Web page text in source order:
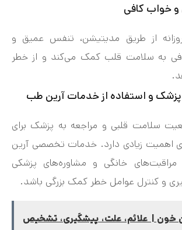
خواب کافی
از طریق مدیتیشن، تنفس عمیق و
به سلامت قلب کمک می‌کند و از خطر
پزشک و استفاده از خدمات آرین طب
سلامت قلبی و مراجعه به پزشک برای
اهمیت زیادی دارد. خدمات تخصصی آرین
مراقبت‌های خانگی و مشاوره‌های پزشکی
و کنترل عوامل خطر کمک بزرگی باشد.
خون | علائم، علت، پیشگیری، تشخیص